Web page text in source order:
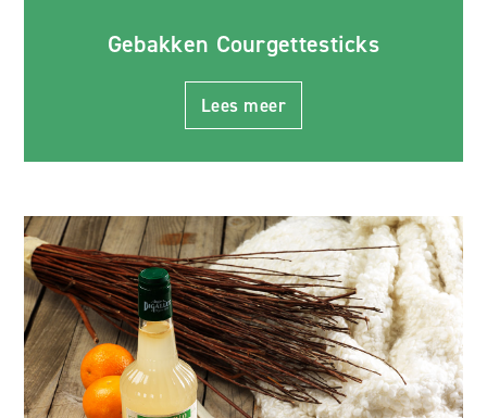
Gebakken Courgettesticks
Lees meer